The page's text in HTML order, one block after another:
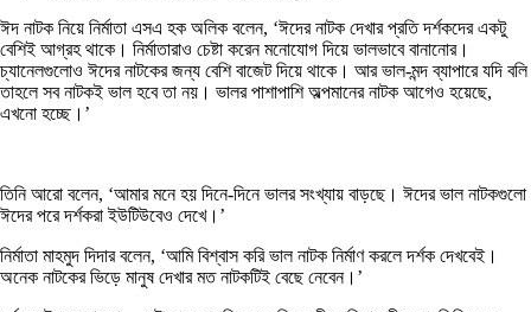
ঈদ নাটক নিয়ে নির্মাতা এসএ হক অলিক বলেন, ‘ঈদের নাটক দেখার প্রতি দর্শকদের একটু
বেশিই আগ্রহ থাকে। নির্মাতারাও চেষ্টা করেন মনোযোগ দিয়ে ভালভাবে বানানোর।
চ্যানেলগুলোও ঈদের নাটকের জন্য বেশি বাজেট দিয়ে থাকে। আর ভাল-মন্দ ব্যাপারে যদি বলি
তাহলে সব নাটকই ভাল হবে তা নয়। ভালর পাশাপাশি অল্পমানের নাটক আগেও হয়েছে,
এখনো হচ্ছে।’
তিনি আরো বলেন, ‘আমার মনে হয় ‍দিনে-দিনে ভালর সংখ্যায় বাড়ছে। ঈদের ভাল নাটকগুলো
ঈদের পরে দর্শকরা ইউটিউবেও দেখে।’
নির্মাতা মাহমুদ দিদার বলেন, ‘আমি বিশ্বাস করি ভাল নাটক নির্মাণ করলে দর্শক দেখবেই।
অনেক নাটকের ভিড়ে মানুষ দেখার মত নাটকটিই বেছে নেবেন।’